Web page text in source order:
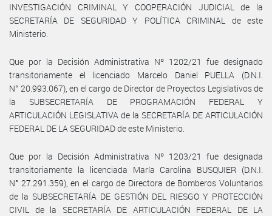
INVESTIGACIÓN CRIMINAL Y COOPERACIÓN JUDICIAL de la
SECRETARÍA DE SEGURIDAD Y POLÍTICA CRIMINAL de este
Ministerio.
Que por la Decisión Administrativa Nº 1202/21 fue designado
transitoriamente el licenciado Marcelo Daniel PUELLA (D.N.I.
N° 20.993.067), en el cargo de Director de Proyectos Legislativos de
la SUBSECRETARÍA DE PROGRAMACIÓN FEDERAL Y
ARTICULACIÓN LEGISLATIVA de la SECRETARÍA DE ARTICULACIÓN
FEDERAL DE LA SEGURIDAD de este Ministerio.
Que por la Decisión Administrativa Nº 1203/21 fue designada
transitoriamente la licenciada María Carolina BUSQUIER (D.N.I.
N° 27.291.359), en el cargo de Directora de Bomberos Voluntarios
de la SUBSECRETARÍA DE GESTIÓN DEL RIESGO Y PROTECCIÓN
CIVIL de la SECRETARÍA DE ARTICULACIÓN FEDERAL DE LA